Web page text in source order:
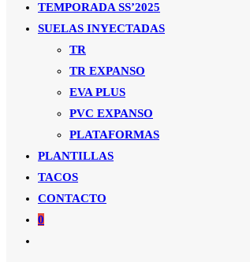
TEMPORADA SS’2025
SUELAS INYECTADAS
TR
TR EXPANSO
EVA PLUS
PVC EXPANSO
PLATAFORMAS
PLANTILLAS
TACOS
CONTACTO
0